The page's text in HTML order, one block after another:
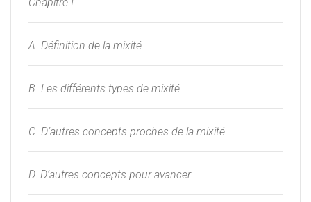
Chapitre I.
A. Définition de la mixité
B. Les différents types de mixité
C. D’autres concepts proches de la mixité
D. D’autres concepts pour avancer…